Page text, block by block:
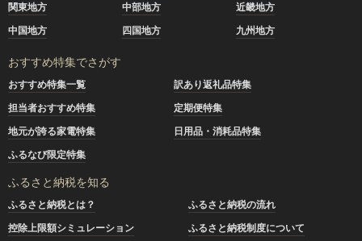
関東地方
中部地方
近畿地方
中国地方
四国地方 九州地方
おすすめ特集でさがす
おすすめ特集一覧
訳あり返礼品特集
担当者おすすめ特集
定期便特集
地元が誇る家電特集
日用品・消耗品特集
ふるなび限定特集
ふるさと納税を知る
ふるさと納税とは？
ふるさと納税の流れ
控除上限額シミュレーション
ふるさと納税制度について